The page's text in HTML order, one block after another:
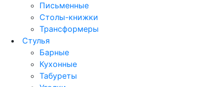
Письменные
Столы-книжки
Трансформеры
Стулья
Барные
Кухонные
Табуреты